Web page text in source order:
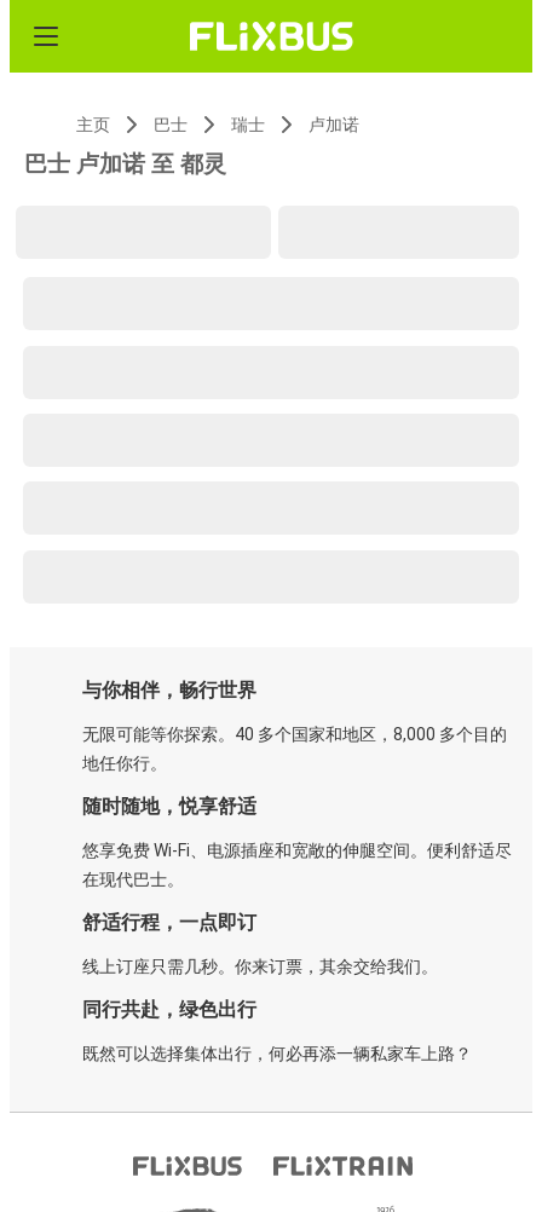
主页 巴士 瑞士 卢加诺
巴士 卢加诺 至 都灵
与你相伴，畅行世界
无限可能等你探索。40 多个国家和地区，8,000 多个目的
地任你行。
随时随地，悦享舒适
悠享免费 Wi-Fi、电源插座和宽敞的伸腿空间。便利舒适尽
在现代巴士。
舒适行程，一点即订
线上订座只需几秒。你来订票，其余交给我们。
同行共赴，绿色出行
既然可以选择集体出行，何必再添一辆私家车上路？